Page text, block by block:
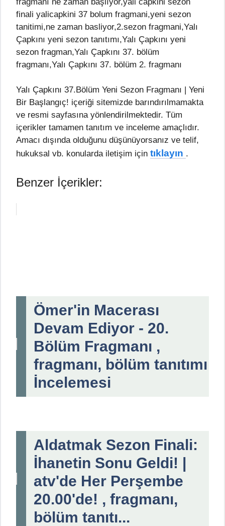
finali yalicapkini 37 bolum fragmani,yeni sezon
tanitimi,ne zaman basliyor,2.sezon fragmani,Yalı
Çapkını yeni sezon tanıtımı,Yalı Çapkını yeni
sezon fragman,Yalı Çapkını 37. bölüm
fragmanı,Yalı Çapkını 37. bölüm 2. fragmanı
Yalı Çapkını 37.Bölüm Yeni Sezon Fragmanı | Yeni
Bir Başlangıç! içeriği sitemizde barındırılmamakta
ve resmi sayfasına yönlendirilmektedir. Tüm
içerikler tamamen tanıtım ve inceleme amaçlıdır.
Amacı dışında olduğunu düşünüyorsanız ve telif,
hukuksal vb. konularda iletişim için tıklayın .
Benzer İçerikler:
Ömer'in Macerası
Devam Ediyor - 20.
Bölüm Fragmanı ,
fragmanı, bölüm tanıtımı
İncelemesi
Aldatmak Sezon Finali:
İhanetin Sonu Geldi! |
atv'de Her Perşembe
20.00'de! , fragmanı,
bölüm tanıtı...